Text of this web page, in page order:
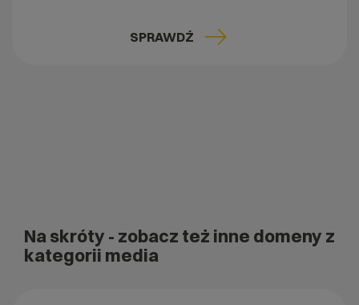
SPRAWDŹ
Na skróty - zobacz też inne domeny z
kategorii media